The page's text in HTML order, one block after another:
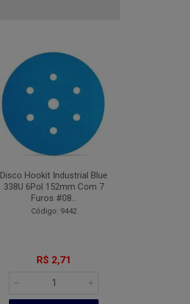
Disco Hookit Industrial Blue
338U 6Pol 152mm Com 7
Furos #08...
Código: 9442
R$ 2,71